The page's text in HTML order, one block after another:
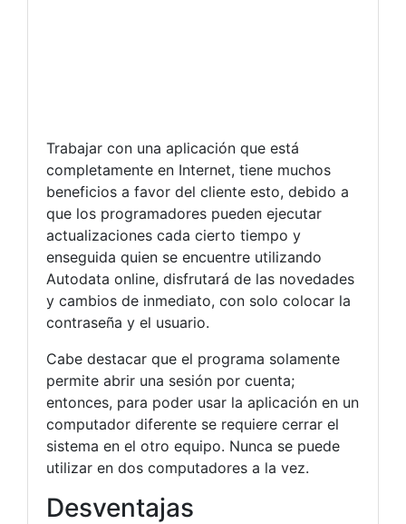
Trabajar con una aplicación que está
completamente en Internet, tiene muchos
beneficios a favor del cliente esto, debido a
que los programadores pueden ejecutar
actualizaciones cada cierto tiempo y
enseguida quien se encuentre utilizando
Autodata online, disfrutará de las novedades
y cambios de inmediato, con solo colocar la
contraseña y el usuario.
Cabe destacar que el programa solamente
permite abrir una sesión por cuenta;
entonces, para poder usar la aplicación en un
computador diferente se requiere cerrar el
sistema en el otro equipo. Nunca se puede
utilizar en dos computadores a la vez.
Desventajas